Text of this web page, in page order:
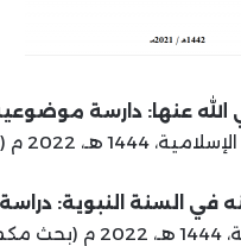
عنها: دارسة
مكمل للماجستير).
في السنة النبوية: